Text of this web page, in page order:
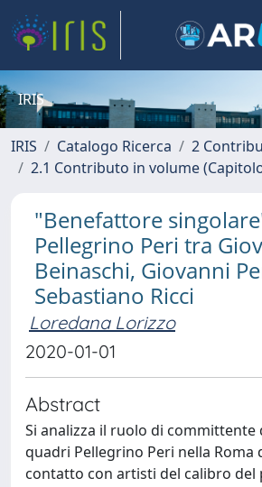
IRIS
IRIS Catalogo Ricerca
2
2.1 Contributo in volume
"Benefattore
Pellegrino Peri tra
Beinaschi, Giovanni
Sebastiano Ricci
Loredana Lorizzo
2020-01-01
Abstract
Si analizza il ruolo di committente
quadri Pellegrino Peri nella Roma
contatto con artisti del calibro del